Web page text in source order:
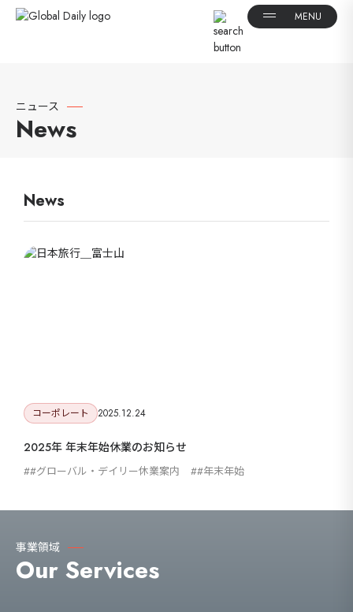
ニュース
News
News
コーポレート 2025.12.24
2025年 年末年始休業のお知らせ
#グローバル・デイリー休業案内 #年末年始
事業領域
Our Services